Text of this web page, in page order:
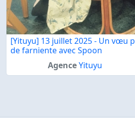
[Yituyu] 13 juillet 2025 - Un vœu
de farniente avec Spoon
AgenceYituyu